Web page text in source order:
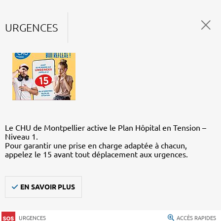
URGENCES
Le CHU de Montpellier active le Plan Hôpital en Tension –
Niveau 1.
Pour garantir une prise en charge adaptée à chacun,
appelez le 15 avant tout déplacement aux urgences.
EN SAVOIR PLUS
URGENCES ACCÈS RAPIDES